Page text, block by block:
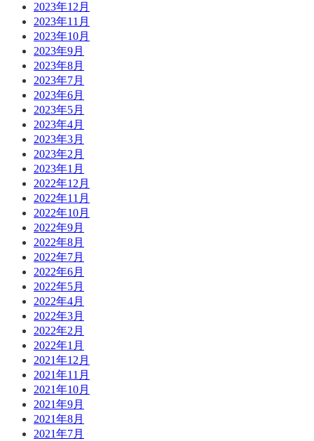
2023年12月
2023年11月
2023年10月
2023年9月
2023年8月
2023年7月
2023年6月
2023年5月
2023年4月
2023年3月
2023年2月
2023年1月
2022年12月
2022年11月
2022年10月
2022年9月
2022年8月
2022年7月
2022年6月
2022年5月
2022年4月
2022年3月
2022年2月
2022年1月
2021年12月
2021年11月
2021年10月
2021年9月
2021年8月
2021年7月